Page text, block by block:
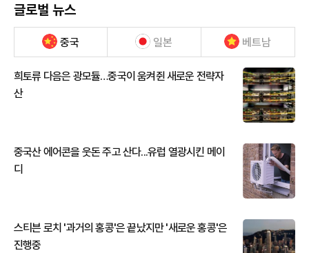
글로벌 뉴스
중국 일본 베트남
희토류 다음은 광모듈…중국이 움켜쥔 새로운 전략자
산
중국산 에어콘을 웃돈 주고 산다...유럽 열광시킨 메이
디
스티븐 로치 '과거의 홍콩'은 끝났지만 '새로운 홍콩'은
진행중